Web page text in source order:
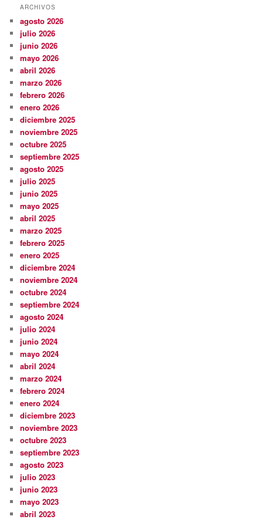
ARCHIVOS
agosto 2026
julio 2026
junio 2026
mayo 2026
abril 2026
marzo 2026
febrero 2026
enero 2026
diciembre 2025
noviembre 2025
octubre 2025
septiembre 2025
agosto 2025
julio 2025
junio 2025
mayo 2025
abril 2025
marzo 2025
febrero 2025
enero 2025
diciembre 2024
noviembre 2024
octubre 2024
septiembre 2024
agosto 2024
julio 2024
junio 2024
mayo 2024
abril 2024
marzo 2024
febrero 2024
enero 2024
diciembre 2023
noviembre 2023
octubre 2023
septiembre 2023
agosto 2023
julio 2023
junio 2023
mayo 2023
abril 2023